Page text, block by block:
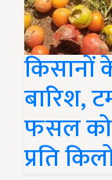
बारिश,
फसल को
प्रति